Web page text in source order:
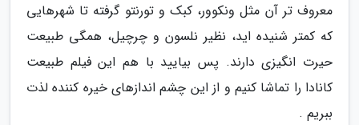
معروف تر آن مثل ونکوور، کبک و تورنتو گرفته تا شهرهایی
که کمتر شنیده اید، نظیر نلسون و چرچیل، همگی طبیعت
حیرت انگیزی دارند. پس بیایید با هم این فیلم طبیعت
کانادا را تماشا کنیم و از این چشم اندازهای خیره کننده لذت
ببریم .